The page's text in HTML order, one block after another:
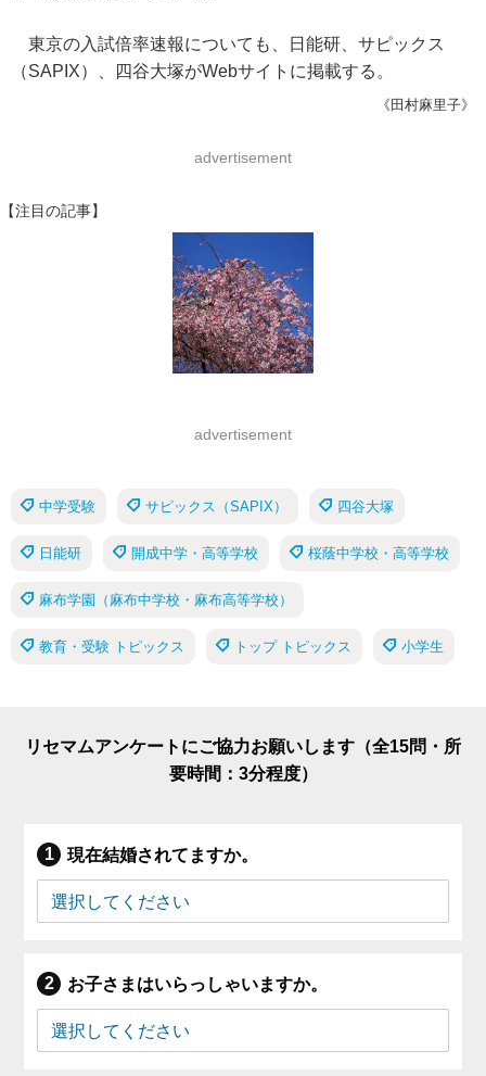
東京の入試倍率速報についても、日能研、サピックス
（SAPIX）、四谷大塚がWebサイトに掲載する。
《田村麻里子》
advertisement
【注目の記事】
advertisement
中学受験 サピックス（SAPIX） 四谷大塚
日能研 開成中学・高等学校 桜蔭中学校・高等学校
麻布学園（麻布中学校・麻布高等学校）
教育・受験 トピックス トップ トピックス 小学生
リセマムアンケートにご協力お願いします（全15問・所
要時間：3分程度）
現在結婚されてますか。
お子さまはいらっしゃいますか。